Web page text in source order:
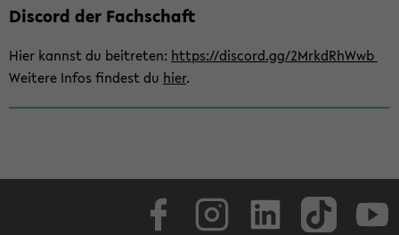
Dis­cord der Fach­schaft
Hier kannst du bei­tre­ten: https://dis­cord.gg/2MrkdRhWwb
Wei­te­re Infos fin­dest du hier.
Face­book